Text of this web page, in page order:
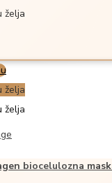
želja
želja
želja
biocelulozna